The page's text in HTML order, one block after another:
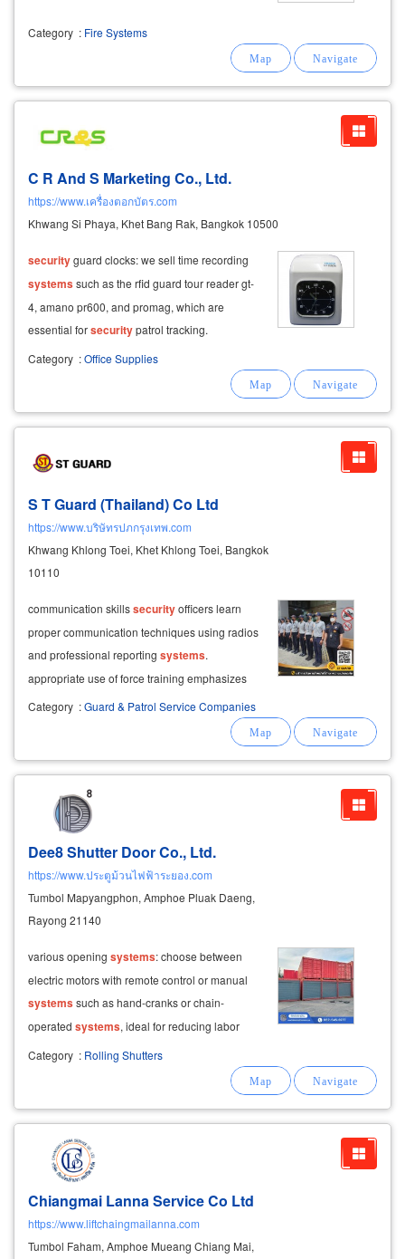
Category : Fire Systems
C R And S Marketing Co., Ltd.
https://www.เครื่องตอกบัตร.com
Khwang Si Phaya, Khet Bang Rak, Bangkok 10500
securityguard clocks: we sell time recording
systemssuch as the rfid guard tour reader gt-
4, amano pr600, and promag, which are
essential forsecuritypatrol tracking.
Category :Office Supplies
S T Guard (Thailand) Co Ltd
https://www.บริษัทรปภกรุงเทพ.com
Khwang Khlong Toei, Khet Khlong Toei, Bangkok
10110
communication skillssecurityofficers learn
proper communication techniques using radios
and professional reporting systems.
appropriate use of force training emphasizes
lawful, proportionate, and responsible
Category :Guard & Patrol Service Companies
Dee8 Shutter Door Co., Ltd.
https://www.ประตูม้วนไฟฟ้าระยอง.com
Tumbol Mapyangphon, Amphoe Pluak Daeng,
Rayong 21140
various opening systems: choose between
electric motors with remote control or manual
systemssuch as hand-cranks or chain-
operated systems, ideal for reducing labor
costs. safety features: optional safety sensors
can be installed to prevent accidents during
Category : Rolling Shutters
Chiangmai Lanna Service Co Ltd
https://www.liftchaingmailanna.com
Tumbol Faham, Amphoe Mueang Chiang Mai,